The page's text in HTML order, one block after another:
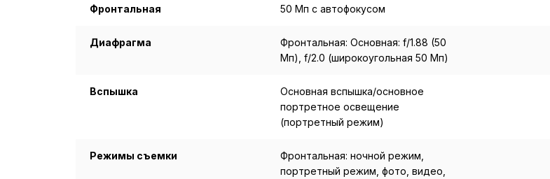
Фронтальная 50 Мп с автофокусом
Диафрагма
Фронтальная: Основная: f/1.88 (50
Мп), f/2.0 (широкоугольная 50 Мп)
Вспышка
Основная вспышка/основное
портретное освещение
(портретный режим)
Режимы съемки
Фронтальная: ночной режим,
портретный режим, фото, видео,